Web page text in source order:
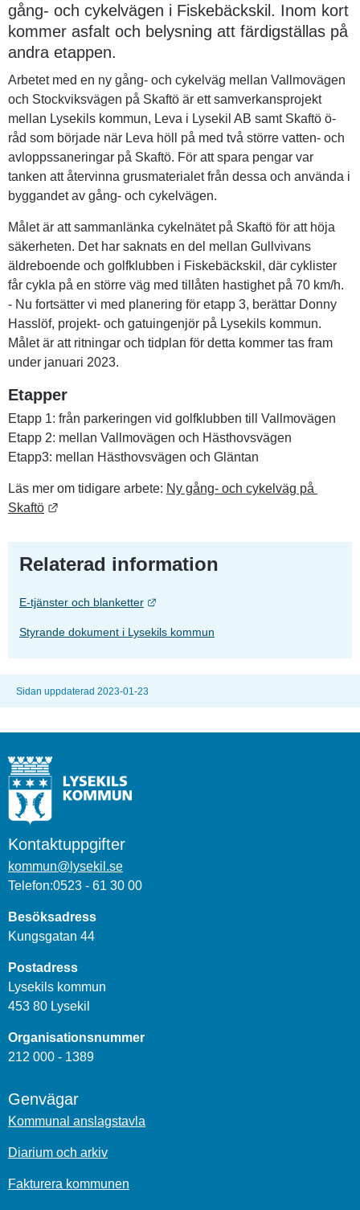
gång- och cykelvägen i Fiskebäckskil. Inom kort
kommer asfalt och belysning att färdigställas på
andra etappen.
Arbetet med en ny gång- och cykelväg mellan Vallmovägen
och Stockviksvägen på Skaftö är ett samverkansprojekt
mellan Lysekils kommun, Leva i Lysekil AB samt Skaftö ö-
råd som började när Leva höll på med två större vatten- och
avloppssaneringar på Skaftö. För att spara pengar var
tanken att återvinna grusmaterialet från dessa och använda i
byggandet av gång- och cykelvägen.
Målet är att sammanlänka cykelnätet på Skaftö för att höja
säkerheten. Det har saknats en del mellan Gullvivans
äldreboende och golfklubben i Fiskebäckskil, där cyklister
får cykla på en större väg med tillåten hastighet på 70 km/h.
- Nu fortsätter vi med planering för etapp 3, berättar Donny
Hasslöf, projekt- och gatuingenjör på Lysekils kommun.
Målet är att ritningar och tidplan för detta kommer tas fram
under januari 2023.
Etapper
Etapp 1: från parkeringen vid golfklubben till Vallmovägen
Etapp 2: mellan Vallmovägen och Hästhovsvägen
Etapp3: mellan Hästhovsvägen och Gläntan
Läs mer om tidigare arbete: Ny gång- och cykelväg på
Skaftö
Relaterad information
E-tjänster och blanketter Länk till annan webbplats.
Styrande dokument i Lysekils kommun
Sidan uppdaterad 2023-01-23
Kontaktuppgifter
kommun@lysekil.se
Telefon:0523 - 61 30 00
Besöksadress
Kungsgatan 44
Postadress
Lysekils kommun
453 80 Lysekil
Organisationsnummer
212 000 - 1389
Genvägar
Kommunal anslagstavla
Diarium och arkiv
Fakturera kommunen